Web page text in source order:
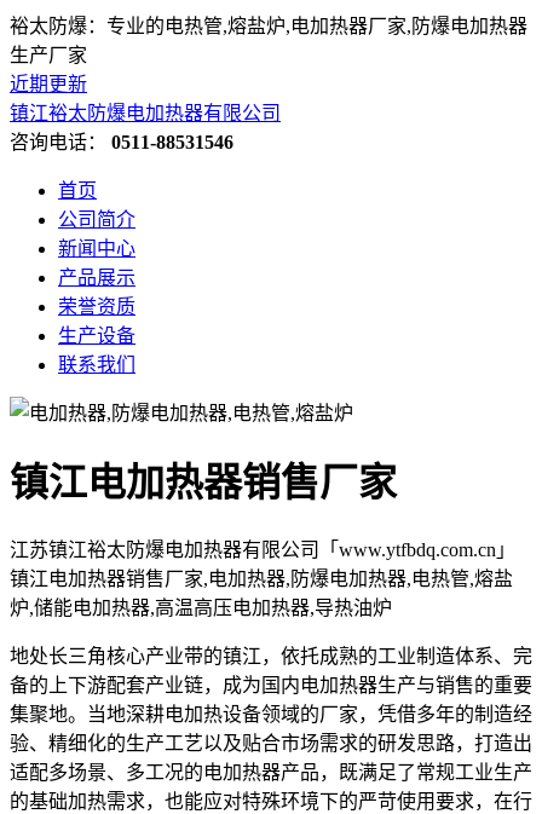
裕太防爆：专业的电热管,熔盐炉,电加热器厂家,防爆电加热器
生产厂家
近期更新
镇江裕太防爆电加热器有限公司
咨询电话： 0511-88531546
首页
公司简介
新闻中心
产品展示
荣誉资质
生产设备
联系我们
镇江电加热器销售厂家
江苏镇江裕太防爆电加热器有限公司「www.ytfbdq.com.cn」
镇江电加热器销售厂家,电加热器,防爆电加热器,电热管,熔盐
炉,储能电加热器,高温高压电加热器,导热油炉
地处长三角核心产业带的镇江，依托成熟的工业制造体系、完
备的上下游配套产业链，成为国内电加热器生产与销售的重要
集聚地。当地深耕电加热设备领域的厂家，凭借多年的制造经
验、精细化的生产工艺以及贴合市场需求的研发思路，打造出
适配多场景、多工况的电加热器产品，既满足了常规工业生产
的基础加热需求，也能应对特殊环境下的严苛使用要求，在行